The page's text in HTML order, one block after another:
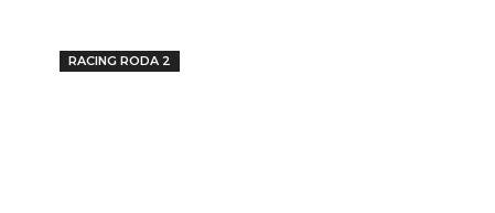
RACING RODA 2